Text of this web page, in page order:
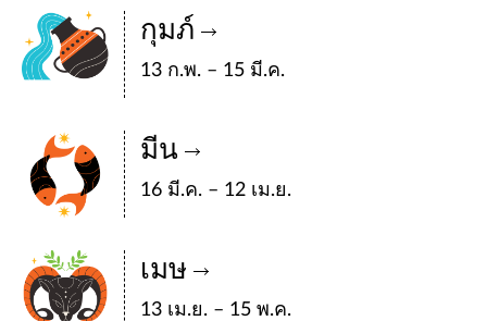
กุมภ์
13 ก.พ. – 15 มี.ค.
มีน
16 มี.ค. – 12 เม.ย.
เมษ
13 เม.ย. – 15 พ.ค.